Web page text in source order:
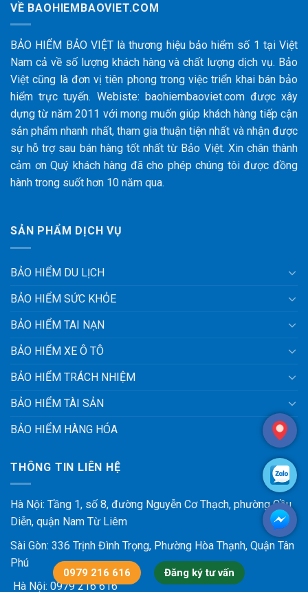
VỀ BAOHIEMBAOVIET.COM
BẢO HIỂM BẢO VIỆT là thương hiệu bảo hiểm số 1 tại Việt
Nam cả về số lượng khách hàng và chất lượng dịch vụ. Bảo
Việt cũng là đơn vị tiên phong trong việc triển khai bán bảo
hiểm trực tuyến. Webiste: baohiembaoviet.com được xây
dựng từ năm 2011 với mong muốn giúp khách hàng tiếp cận
sản phẩm nhanh nhất, tham gia thuận tiện nhất và nhận được
sự hỗ trợ sau bán hàng tốt nhất từ Bảo Việt. Xin chân thành
cảm ơn Quý khách hàng đã cho phép chúng tôi được đồng
hành trong suốt hơn 10 năm qua.
SẢN PHẨM DỊCH VỤ
BẢO HIỂM DU LỊCH
BẢO HIỂM SỨC KHỎE
BẢO HIỂM TAI NẠN
BẢO HIỂM XE Ô TÔ
BẢO HIỂM TRÁCH NHIỆM
BẢO HIỂM TÀI SẢN
BẢO HIỂM HÀNG HÓA
THÔNG TIN LIÊN HỆ
Hà Nội: Tầng 1, số 8, đường Nguyễn Cơ Thạch, phường Cầu
Diễn, quận Nam Từ Liêm
Sài Gòn: 336 Trịnh Đình Trọng, Phường Hòa Thạnh, Quận Tân
Phú
Hà Nội: 0979 216 616
0979 216 616 Đăng ký tư vấn